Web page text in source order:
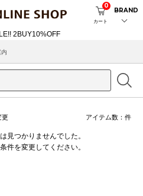
カート
0
BRAND
更 アイテム数： 件
見つかりませんでした。
件を変更してください。